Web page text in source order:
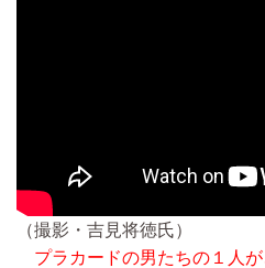
（撮影・吉見将徳氏）
プラカードの男たちの１人が